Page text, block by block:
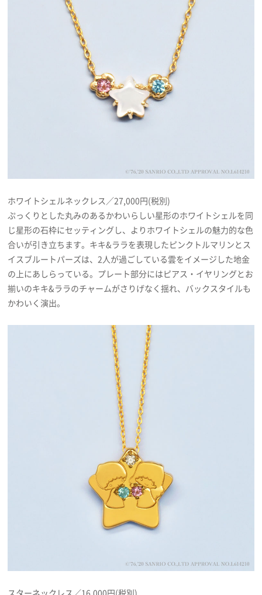
ホワイトシェルネックレス／27,000円(税別)
ぷっくりとした丸みのあるかわいらしい星形のホワイトシェルを同
じ星形の石枠にセッティングし、よりホワイトシェルの魅力的な色
合いが引き立ちます。キキ&ララを表現したピンクトルマリンとス
イスブルートパーズは、2人が過ごしている雲をイメージした地金
の上にあしらっている。プレート部分にはピアス・イヤリングとお
揃いのキキ&ララのチャームがさりげなく揺れ、バックスタイルも
かわいく演出。
スターネックレス／16,000円(税別)